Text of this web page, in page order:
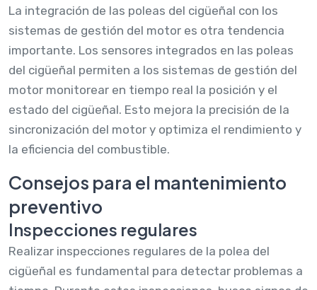
La integración de las poleas del cigüeñal con los
sistemas de gestión del motor es otra tendencia
importante. Los sensores integrados en las poleas
del cigüeñal permiten a los sistemas de gestión del
motor monitorear en tiempo real la posición y el
estado del cigüeñal. Esto mejora la precisión de la
sincronización del motor y optimiza el rendimiento y
la eficiencia del combustible.
Consejos para el mantenimiento
preventivo
Inspecciones regulares
Realizar inspecciones regulares de la polea del
cigüeñal es fundamental para detectar problemas a